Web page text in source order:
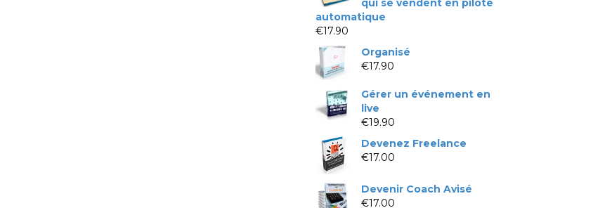
qui se vendent en pilote
automatique
€17.90
Organisé
€17.90
Gérer un événement en
live
€19.90
Devenez Freelance
€17.00
Devenir Coach Avisé
€17.00